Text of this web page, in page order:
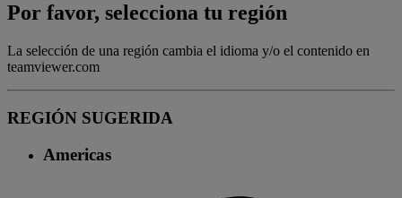
Por favor, selecciona tu región
La selección de una región cambia el idioma y/o el contenido en
teamviewer.com
REGIÓN SUGERIDA
Americas